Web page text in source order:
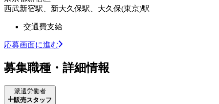
西武新宿駅、新大久保駅、大久保(東京)駅
交通費支給
応募画面に進む
募集職種・詳細情報
派遣労働者
販売スタッフ